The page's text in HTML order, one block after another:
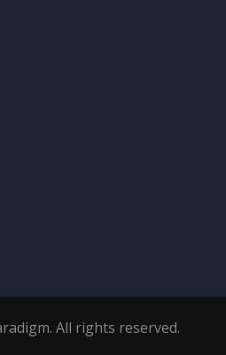
All rights reserved.